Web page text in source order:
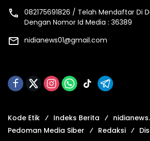
082175691826 / Telah Mendaftar Di
Dengan Nomor Id Media : 36389
nidianews01@gmail.com
Kode Etik Indeks Berita
Pedoman Media Siber
Redaksi